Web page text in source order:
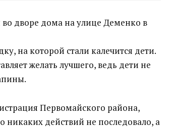
дворе дома на улице Деменко в
на которой стали калечится дети.
желать лучшего, ведь дети не
Первомайского района,
никаких действий не последовало, а